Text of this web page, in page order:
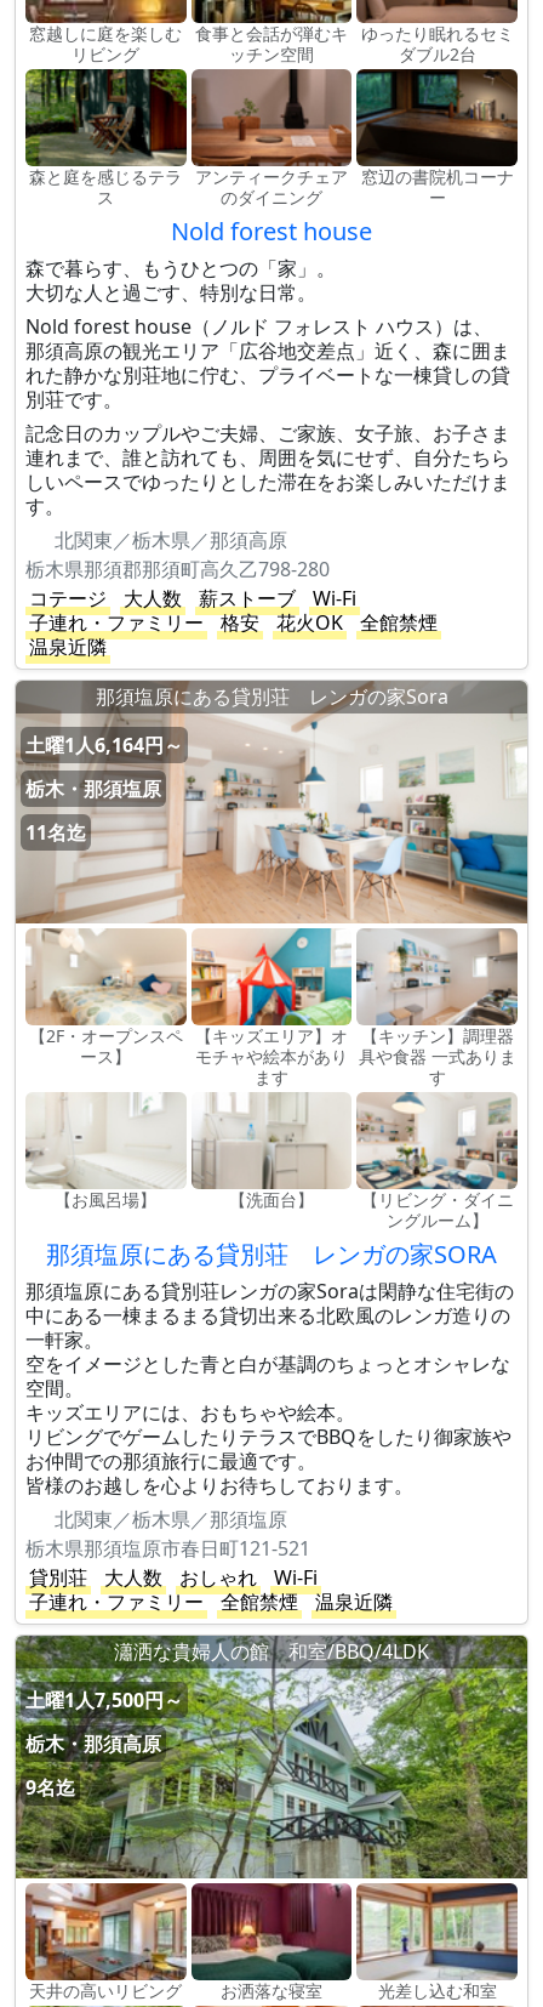
窓越しに庭を楽しむ
リビング
食事と会話が弾むキ
ッチン空間
ゆったり眠れるセミ
ダブル2台
森と庭を感じるテラ
ス
アンティークチェア
のダイニング
窓辺の書院机コーナ
ー
Nold forest house
森で暮らす、もうひとつの「家」。
大切な人と過ごす、特別な日常。
Nold forest house（ノルド フォレスト ハウス）は、
那須高原の観光エリア「広谷地交差点」近く、森に囲ま
れた静かな別荘地に佇む、プライベートな一棟貸しの貸
別荘です。
記念日のカップルやご夫婦、ご家族、女子旅、お子さま
連れまで、誰と訪れても、周囲を気にせず、自分たちら
しいペースでゆったりとした滞在をお楽しみいただけま
す。
北関東／栃木県／那須高原
栃木県那須郡那須町高久乙798-280
コテージ
大人数 薪ストーブ
Wi-Fi
子連れ・ファミリー
格安 花火OK
全館禁煙
温泉近隣
那須塩原にある貸別荘 レンガの家Sora
土曜1人6,164円～
栃木・那須塩原
11名迄
【2F・オープンスペ
ース】
【キッズエリア】オ
モチャや絵本があり
ます
【キッチン】調理器
具や食器 一式ありま
す
【お風呂場】 【洗面台】
【リビング・ダイニ
ングルーム】
那須塩原にある貸別荘 レンガの家SORA
那須塩原にある貸別荘レンガの家Soraは閑静な住宅街の
中にある一棟まるまる貸切出来る北欧風のレンガ造りの
一軒家。
空をイメージとした青と白が基調のちょっとオシャレな
空間。
キッズエリアには、おもちゃや絵本。
リビングでゲームしたりテラスでBBQをしたり御家族や
お仲間での那須旅行に最適です。
皆様のお越しを心よりお待ちしております。
北関東／栃木県／那須塩原
栃木県那須塩原市春日町121-521
貸別荘
大人数 おしゃれ
Wi-Fi
子連れ・ファミリー
全館禁煙
温泉近隣
瀟洒な貴婦人の館 和室/BBQ/4LDK
土曜1人7,500円～
栃木・那須高原
9名迄
天井の高いリビング お洒落な寝室 光差し込む和室